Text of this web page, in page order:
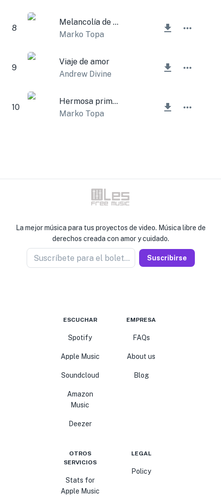
8
Melancolía de noviembre
Marko Topa
9
Viaje de amor
Andrew Divine
10
Hermosa primavera
Marko Topa
La mejor música para tus proyectos de video. Música libre de
derechos creada con amor y cuidado.
Suscríbete para el boletín Suscribirse
ESCUCHAR
Spotify
Apple Music
Soundcloud
Amazon
Music
Deezer
EMPRESA
FAQs
About us
Blog
OTROS
SERVICIOS
Stats for
Apple Music
LEGAL
Policy